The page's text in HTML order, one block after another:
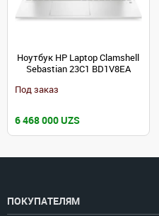
Ноутбук HP Laptop Clamshell
Sebastian 23C1 BD1V8EA
Под заказ
6 468 000 UZS
ПОКУПАТЕЛЯМ